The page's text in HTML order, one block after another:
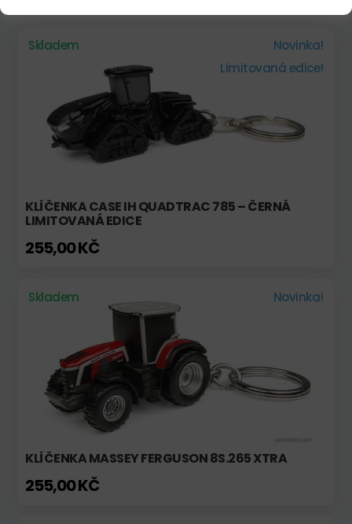
Skladem
Novinka!
Limitovaná edice!
KLÍČENKA CASE IH QUADTRAC 785 – ČERNÁ
LIMITOVANÁ EDICE
255,00 KČ
Skladem Novinka!
KLÍČENKA MASSEY FERGUSON 8S.265 XTRA
255,00 KČ